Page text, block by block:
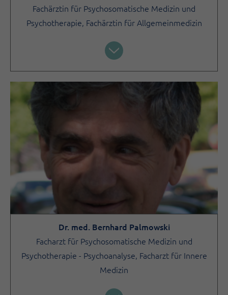
Fachärztin für Psychosomatische Medizin und
Psychotherapie, Fachärztin für Allgemeinmedizin
Dr. med. Bernhard Palmowski
Facharzt für Psychosomatische Medizin und
Psychotherapie - Psychoanalyse, Facharzt für Innere
Medizin